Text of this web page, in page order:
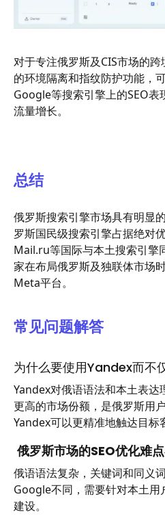
对于专注俄罗斯及CIS市场的
的环境隔离和指纹防护功能，
Google等搜索引擎上的SEO表
流量增长。
总结
俄罗斯搜索引擎市场具有明显
罗斯国民级搜索引擎占据绝对
Mail.ru等国际与本土搜索引擎
家在布局俄罗斯及独联体市场
Meta平台。
常见问题解答
为什么要使用Yandex而不
Yandex对俄语语法和本土表达
更高的市场份额，是俄罗斯用
Yandex可以更精准地触达目标
俄罗斯市场的SEO优化难
俄语语法复杂，关键词和同义
Google不同，需要针对本土用
建设。